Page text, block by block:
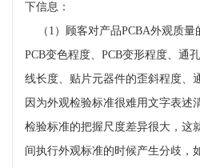
下信息：
（ 1 ）顾客对产品PCBA外观质量
PCB变色程度、 PCB变形程度、通
线长度、贴片元器件的歪斜程度、
因为外观检验标准很难用文字表述
检验标准的把握尺度差异很大，这
间执行外观标准的时候产生分歧，